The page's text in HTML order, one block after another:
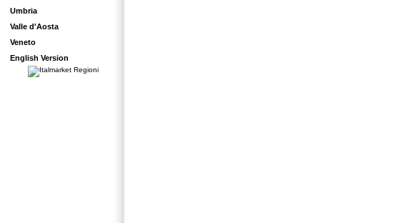
Umbria
Valle d'Aosta
Veneto
English Version